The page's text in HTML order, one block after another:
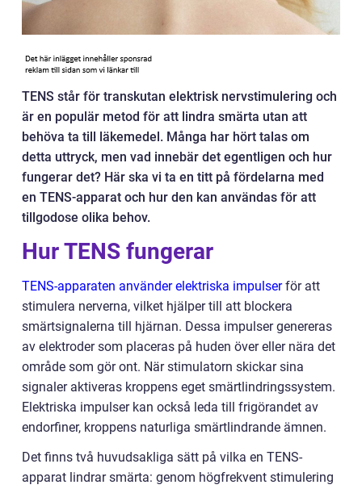
TENS står för transkutan elektrisk nervstimulering och
är en populär metod för att lindra smärta utan att
behöva ta till läkemedel. Många har hört talas om
detta uttryck, men vad innebär det egentligen och hur
fungerar det? Här ska vi ta en titt på fördelarna med
en TENS-apparat och hur den kan användas för att
tillgodose olika behov.
Hur TENS fungerar
TENS-apparaten använder elektriska impulserför att
stimulera nerverna, vilket hjälper till att blockera
smärtsignalerna till hjärnan. Dessa impulser genereras
av elektroder som placeras på huden över eller nära det
område som gör ont. När stimulatorn skickar sina
signaler aktiveras kroppens eget smärtlindringssystem.
Elektriska impulser kan också leda till frigörandet av
endorfiner, kroppens naturliga smärtlindrande ämnen.
Det finns två huvudsakliga sätt på vilka en TENS-
apparat lindrar smärta: genom högfrekvent stimulering